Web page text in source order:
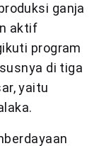
ganja
aktif
program
di tiga
yaitu